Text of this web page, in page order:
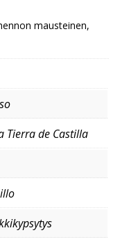
mausteinen,
Tierra de Castilla